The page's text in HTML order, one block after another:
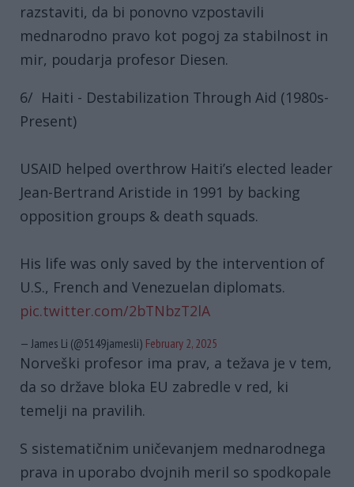
razstaviti, da bi ponovno vzpostavili
mednarodno pravo kot pogoj za stabilnost in
mir, poudarja profesor Diesen.
6/ Haiti - Destabilization Through Aid (1980s-
Present)
USAID helped overthrow Haiti’s elected leader
Jean-Bertrand Aristide in 1991 by backing
opposition groups & death squads.
His life was only saved by the intervention of
U.S., French and Venezuelan diplomats.
pic.twitter.com/2bTNbzT2lA
— James Li (@5149jamesli) February 2, 2025
Norveški profesor ima prav, a težava je v tem,
da so države bloka EU zabredle v red, ki
temelji na pravilih.
S sistematičnim uničevanjem mednarodnega
prava in uporabo dvojnih meril so spodkopale